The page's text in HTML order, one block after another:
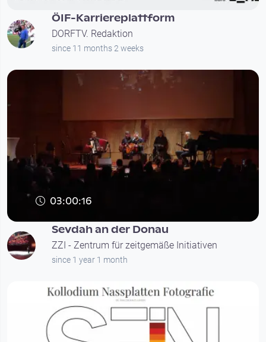
ÖIF-Karriereplattform
DORFTV. Redaktion
since 11 months 2 weeks
03:00:16
Sevdah an der Donau
ZZI - Zentrum für zeitgemäße Initiativen
since 1 year 1 month